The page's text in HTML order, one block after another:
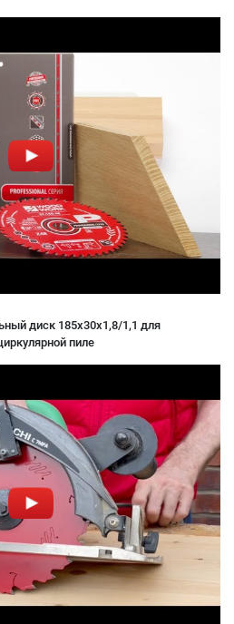
диск 185x30x1,8/1,1 для
пиле